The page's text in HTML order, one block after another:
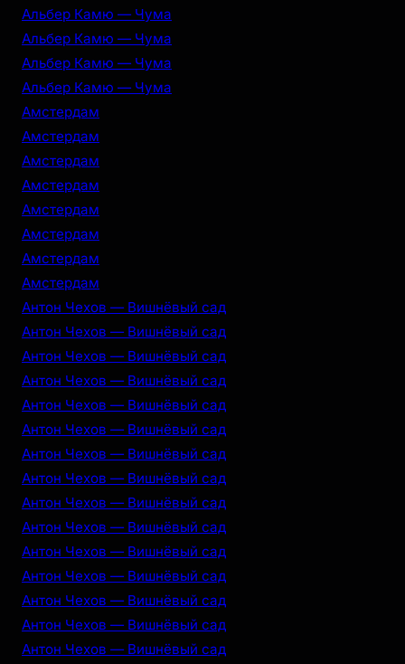
Альбер Камю — Чума
Альбер Камю — Чума
Альбер Камю — Чума
Альбер Камю — Чума
Амстердам
Амстердам
Амстердам
Амстердам
Амстердам
Амстердам
Амстердам
Амстердам
Антон Чехов — Вишнёвый сад
Антон Чехов — Вишнёвый сад
Антон Чехов — Вишнёвый сад
Антон Чехов — Вишнёвый сад
Антон Чехов — Вишнёвый сад
Антон Чехов — Вишнёвый сад
Антон Чехов — Вишнёвый сад
Антон Чехов — Вишнёвый сад
Антон Чехов — Вишнёвый сад
Антон Чехов — Вишнёвый сад
Антон Чехов — Вишнёвый сад
Антон Чехов — Вишнёвый сад
Антон Чехов — Вишнёвый сад
Антон Чехов — Вишнёвый сад
Антон Чехов — Вишнёвый сад